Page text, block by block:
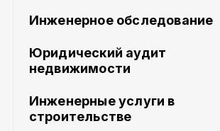
Инженерное обследование
Юридический аудит
недвижимости
Инженерные услуги в
строительстве